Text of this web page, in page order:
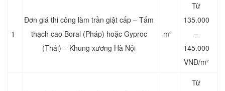
1
Đơn giá thi công làm trần giật cấp – Tấm
thạch cao Boral (Pháp) hoặc Gyproc
(Thái) – Khung xương Hà Nội
m²
Từ
135.000
–
145.000
VNĐ/m²
Từ